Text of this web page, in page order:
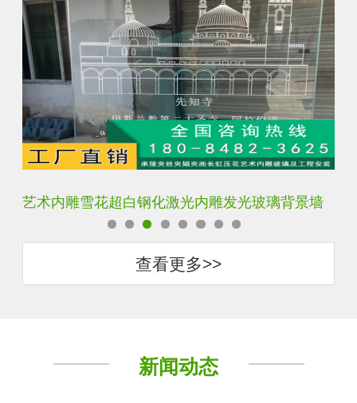
艺术内雕雪花超白钢化激光内雕发光玻璃背景墙
查看更多>>
新闻动态